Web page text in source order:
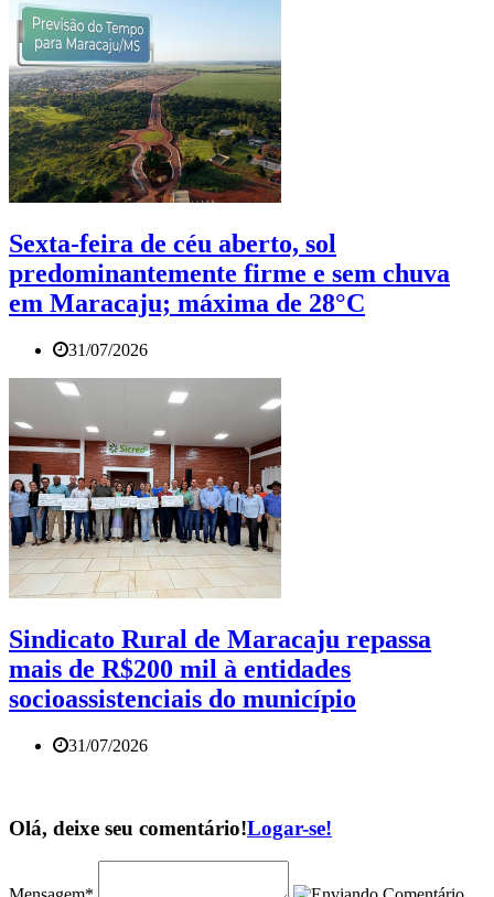
Sexta-feira de céu aberto, sol
predominantemente firme e sem chuva
em Maracaju; máxima de 28°C
31/07/2026
Sindicato Rural de Maracaju repassa
mais de R$200 mil à entidades
socioassistenciais do município
31/07/2026
Olá, deixe seu comentário!Logar-se!